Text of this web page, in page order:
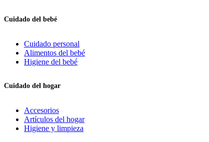
Cuidado del bebé
Cuidado personal
Alimentos del bebé
Higiene del bebé
Cuidado del hogar
Accesorios
Artículos del hogar
Higiene y limpieza